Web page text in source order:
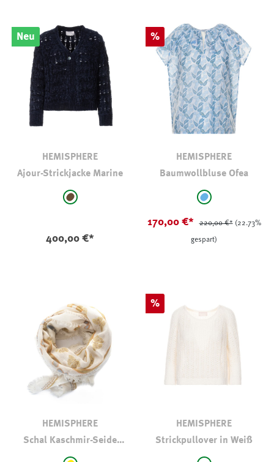
Neu
HEMISPHERE
Ajour-Strickjacke Marine
auswählen
braun
400,00 €*
Rabatt
%
HEMISPHERE
Baumwollbluse Ofea
auswählen
hellblau -
170,00 €* 220,00 €* (22.73%
gespart)
HEMISPHERE
Schal Kaschmir-Seide
Rabatt
%
HEMISPHERE
Strickpullover in Weiß